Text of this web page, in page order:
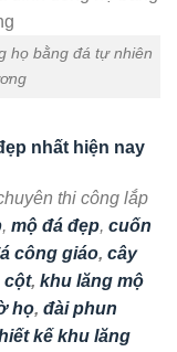
thờ chung khu lăng mộ
khu lăng mộ bằng đá
tại bình dương, cây
cây hương
dương,cây hương thờ
,cây hương đá thờ
,cây hương đá thờ
củng thờ chung khu
củng thờ chung nghĩa
thờ khu lăng mộ dòng
dòng họ bằng đá